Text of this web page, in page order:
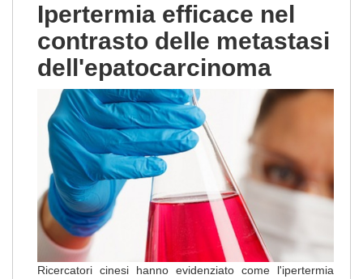
Ipertermia efficace nel
contrasto delle metastasi
dell'epatocarcinoma
Ricercatori cinesi hanno evidenziato come l'ipertermia